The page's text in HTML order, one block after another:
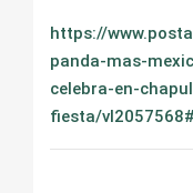
https://
panda-mas-
celebra-en-
fiesta/